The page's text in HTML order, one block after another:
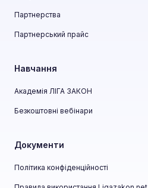
Партнерства
Партнерський прайс
Навчання
Академія ЛІГА ЗАКОН
Безкоштовні вебінари
Документи
Політика конфіденційності